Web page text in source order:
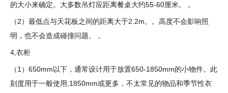
的大小来确定。大多数吊灯应距离餐桌大约55-60厘米。 。
（2）最低点与天花板之间的距离大于2.2m。。高度不会影响照
明，也不会造成碰撞问题。 。
4,衣柜
（1）650mm以下，通常设计用于放置650-1850mm的小物件。此
刻度用于一般使用;1850mm或更多，不太常见的物品和季节性衣